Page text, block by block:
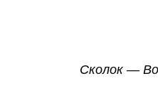
Сколок —